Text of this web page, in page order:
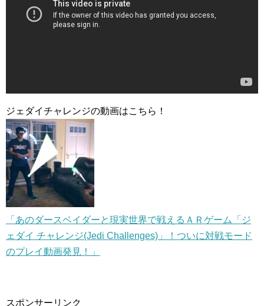
ジェダイチャレンジの動画はこちら！
「あのダースベイダーと現実世界で戦えるＡＲゲーム「ジ
ェダイ チャレンジ(Jedi Challenges)」！ついに対戦モード
のプレイ動画発見！」
スポンサーリンク